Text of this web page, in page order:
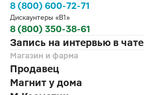
8 (800) 600-72-71
Дискаунтеры «В1»
8 (800) 350-38-61
Запись на интервью в чате
Магазин и фарма
Продавец
Магнит у дома